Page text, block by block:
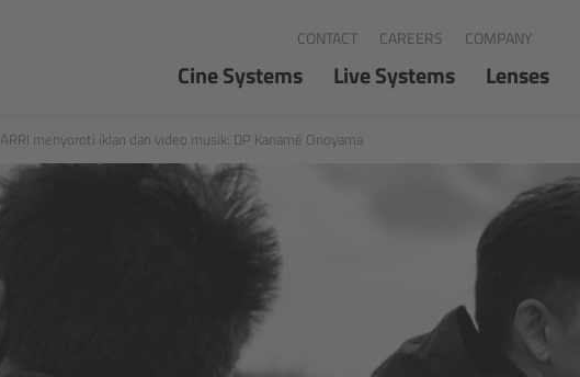
ID IT
CONTACT CAREERS COMPANY
Cine Systems Live Systems Lenses
ARRI menyoroti iklan dan video musik: DP Kanamé Onoyama